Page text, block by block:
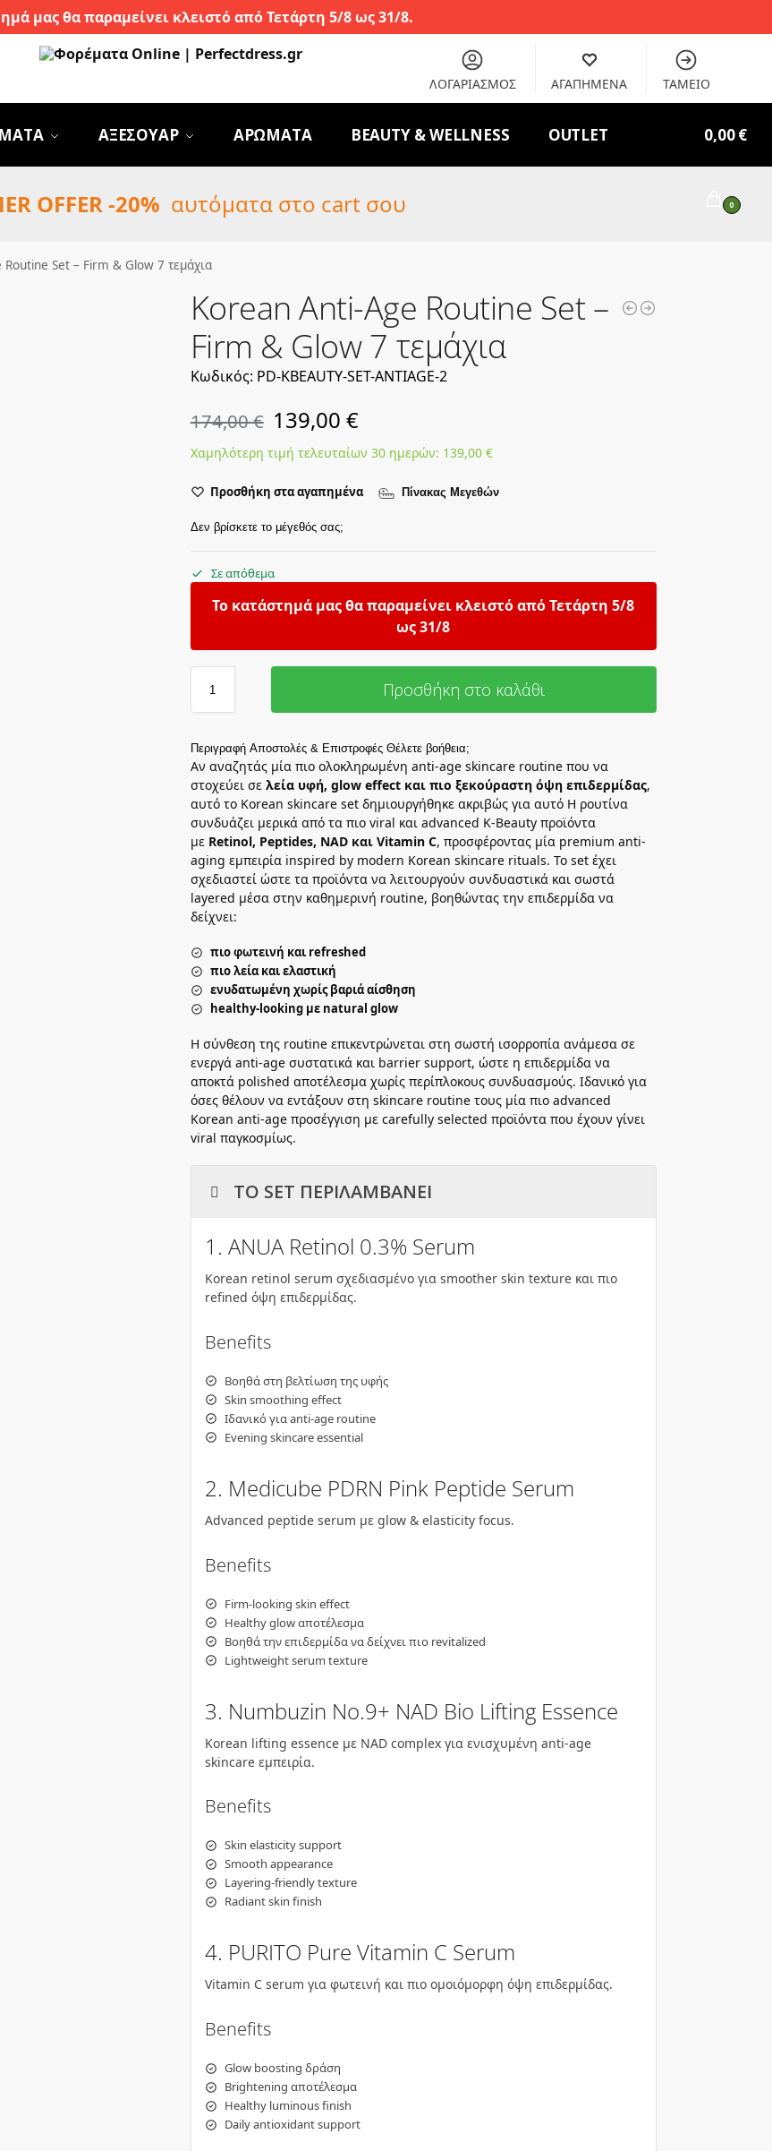
μας θα παραμείνει κλειστό από Τετάρτη 5/8 ως 31/8.
ΛΟΓΑΡΙΑΣΜΟΣ ΑΓΑΠΗΜΕΝΑ ΤΑΜΕΙΟ
ΑΞΕΣΟΥΑΡ ΑΡΩΜΑΤΑ BEAUTY & WELLNESS OUTLET 0,00€
0
OFFER -20% αυτόματα στο cart σου
Set – Firm & Glow 7 τεμάχια
Korean Anti-Age Routine Set –
Firm & Glow 7 τεμάχια
Κωδικός: PD-KBEAUTY-SET-ANTIAGE-2
174,00€ 139,00 €
Χαμηλότερη τιμή τελευταίων 30 ημερών: 139,00 €
Προσθήκη στα αγαπημένα Πίνακας Μεγεθών
Δεν βρίσκετε το μέγεθός σας;
Σε απόθεμα
Το κατάστημά μας θα παραμείνει κλειστό από Τετάρτη 5/8
ως 31/8
Προσθήκη στο καλάθι
Περιγραφή Αποστολές & Επιστροφές Θέλετε βοήθεια;
Αν αναζητάς μία πιο ολοκληρωμένη anti-age skincare routine που να
στοχεύει σε λεία υφή, glow effect και πιο ξεκούραστη όψη επιδερμίδας,
αυτό το Korean skincare set δημιουργήθηκε ακριβώς για αυτό Η ρουτίνα
συνδυάζει μερικά από τα πιο viral και advanced K-Beauty προϊόντα
με Retinol, Peptides, NAD και Vitamin C, προσφέροντας μία premium anti-
aging εμπειρία inspired by modern Korean skincare rituals. Το set έχει
σχεδιαστεί ώστε τα προϊόντα να λειτουργούν συνδυαστικά και σωστά
layered μέσα στην καθημερινή routine, βοηθώντας την επιδερμίδα να
δείχνει:
πιο φωτεινή και refreshed
πιο λεία και ελαστική
ενυδατωμένη χωρίς βαριά αίσθηση
healthy-looking με natural glow
Η σύνθεση της routine επικεντρώνεται στη σωστή ισορροπία ανάμεσα σε
ενεργά anti-age συστατικά και barrier support, ώστε η επιδερμίδα να
αποκτά polished αποτέλεσμα χωρίς περίπλοκους συνδυασμούς. Ιδανικό για
όσες θέλουν να εντάξουν στη skincare routine τους μία πιο advanced
Korean anti-age προσέγγιση με carefully selected προϊόντα που έχουν γίνει
viral παγκοσμίως.
ΤΟ SET ΠΕΡΙΛΑΜΒΑΝΕΙ
1. ANUA Retinol 0.3% Serum
Korean retinol serum σχεδιασμένο για smoother skin texture και πιο
refined όψη επιδερμίδας.
Benefits
Βοηθά στη βελτίωση της υφής
Skin smoothing effect
Ιδανικό για anti-age routine
Evening skincare essential
2. Medicube PDRN Pink Peptide Serum
Advanced peptide serum με glow & elasticity focus.
Benefits
Firm-looking skin effect
Healthy glow αποτέλεσμα
Βοηθά την επιδερμίδα να δείχνει πιο revitalized
Lightweight serum texture
3. Numbuzin No.9+ NAD Bio Lifting Essence
Korean lifting essence με NAD complex για ενισχυμένη anti-age
skincare εμπειρία.
Benefits
Skin elasticity support
Smooth appearance
Layering-friendly texture
Radiant skin finish
4. PURITO Pure Vitamin C Serum
Vitamin C serum για φωτεινή και πιο ομοιόμορφη όψη επιδερμίδας.
Benefits
Glow boosting δράση
Brightening αποτέλεσμα
Healthy luminous finish
Daily antioxidant support